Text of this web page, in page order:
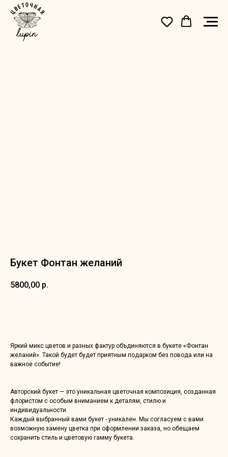
Букет Фонтан желаний
5800,00 р.
Яркий микс цветов и разных фактур объдиняются в букете «Фонтан
желаний». Такой будет будет приятным подарком без повода или на
важное событие!
Авторский букет — это уникальная цветочная композиция, созданная
флористом с особым вниманием к деталям, стилю и
индивидуальности.
Каждый выбранный вами букет - уникален. Мы согласуем с вами
возможную замену цветка при оформлении заказа, но обещаем
сохранить стиль и цветовую гамму букета.